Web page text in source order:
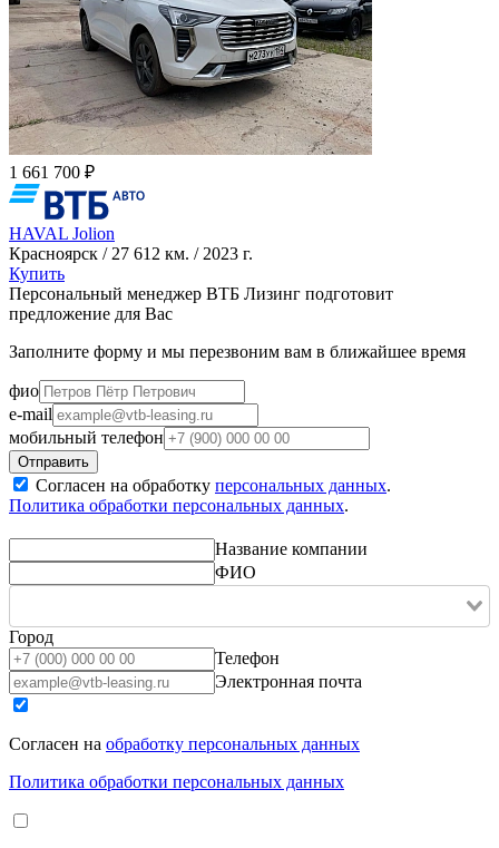
1 661 700 ₽
HAVAL Jolion
Красноярск / 27 612 км. / 2023 г.
Купить
Персональный менеджер ВТБ Лизинг подготовит
предложение для Вас
Заполните форму и мы перезвоним вам в ближайшее время
фио
e-mail
мобильный телефон
Согласен на обработку персональных данных.
Политика обработки персональных данных.
Название компании
ФИО
Город
Телефон
Электронная почта
Согласен на обработку персональных данных
Политика обработки персональных данных